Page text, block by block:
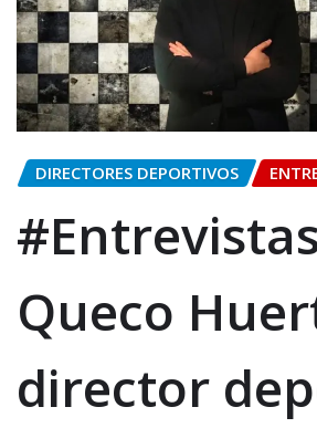
DIRECTORES DEPORTIVOS
Queco
director